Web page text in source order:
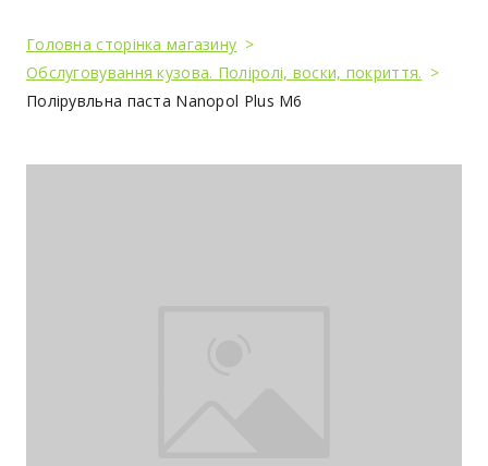
Головна сторінка магазину
Обслуговування кузова. Поліролі, воски, покриття.
Полірувльна паста Nanopol Plus M6